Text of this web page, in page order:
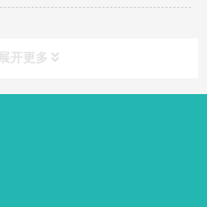
展开更多